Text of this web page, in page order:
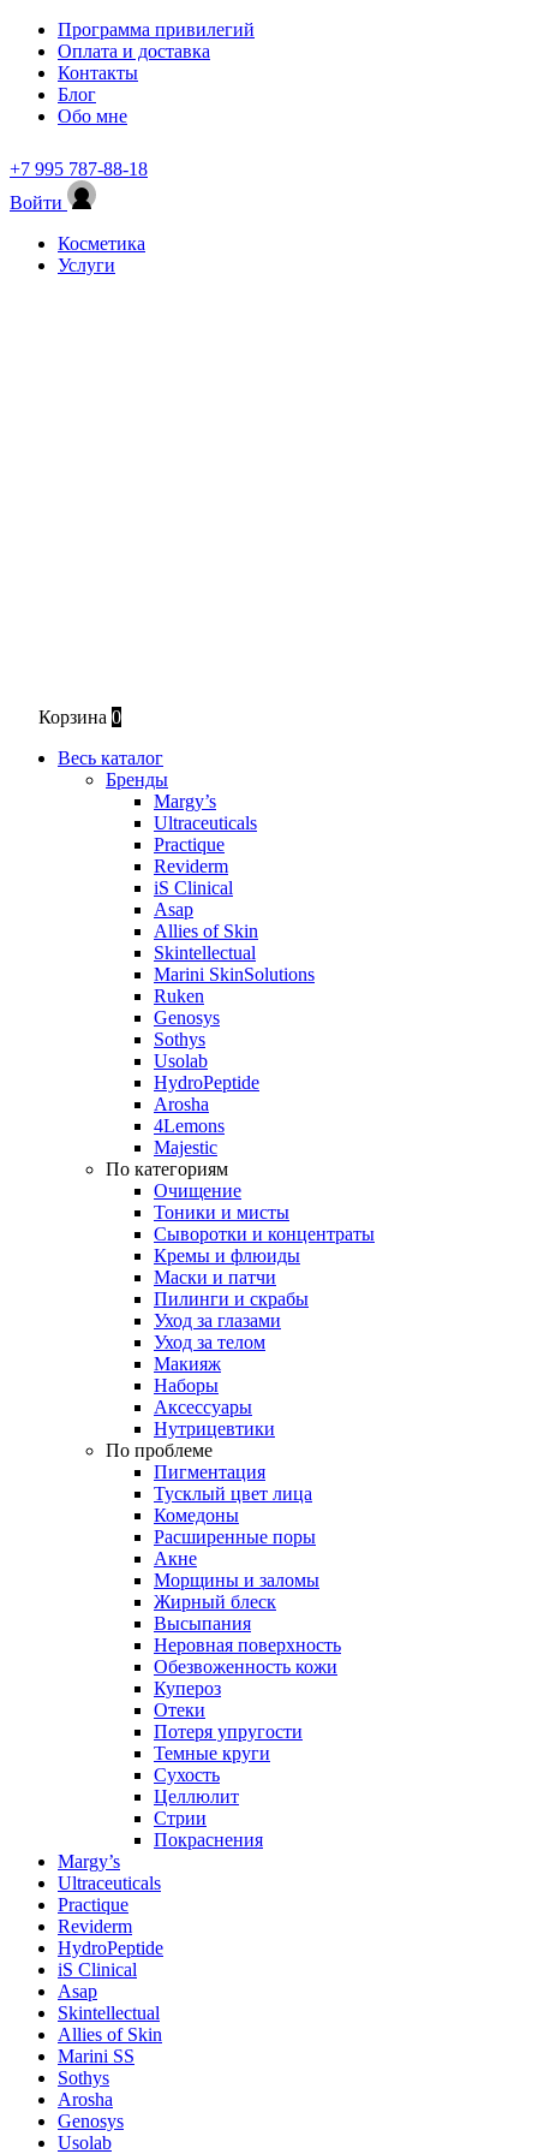
Программа привилегий
Оплата и доставка
Контакты
Блог
Обо мне
+7 995 787-88-18
Войти
Косметика
Услуги
Корзина 0
Весь каталог
Бренды
Margy’s
Ultraceuticals
Practique
Reviderm
iS Clinical
Asap
Allies of Skin
Skintellectual
Marini SkinSolutions
Ruken
Genosys
Sothys
Usolab
HydroPeptide
Arosha
4Lemons
Majestic
По категориям
Очищение
Тоники и мисты
Сыворотки и концентраты
Кремы и флюиды
Маски и патчи
Пилинги и скрабы
Уход за глазами
Уход за телом
Макияж
Наборы
Аксессуары
Нутрицевтики
По проблеме
Пигментация
Тусклый цвет лица
Комедоны
Расширенные поры
Акне
Морщины и заломы
Жирный блеск
Высыпания
Неровная поверхность
Обезвоженность кожи
Купероз
Отеки
Потеря упругости
Темные круги
Сухость
Целлюлит
Стрии
Покраснения
Margy’s
Ultraceuticals
Practique
Reviderm
HydroPeptide
iS Clinical
Asap
Skintellectual
Allies of Skin
Marini SS
Sothys
Arosha
Genosys
Usolab